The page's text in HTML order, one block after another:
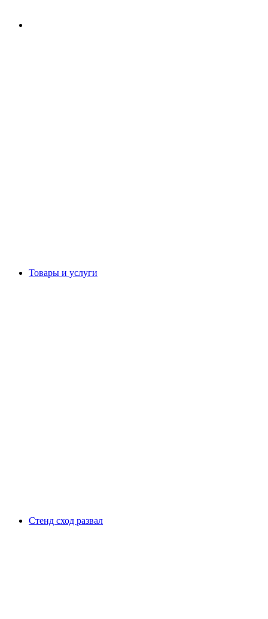
Товары и услуги
Стенд сход развал